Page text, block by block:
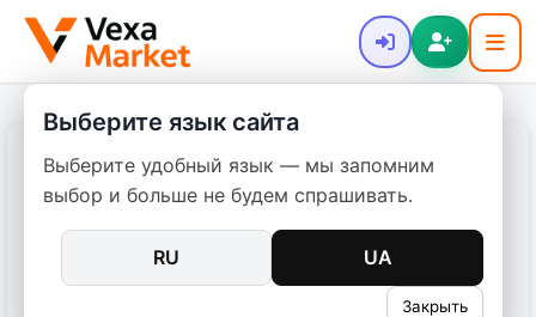
Выберите язык сайта
Выберите удобный язык — мы запомним
выбор и больше не будем спрашивать.
RU UA
Закрыть
RRSMOK
Дата регистрации: 31.03.2026
0 объявлений